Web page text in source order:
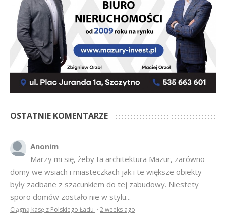
OSTATNIE KOMENTARZE
Anonim
Marzy mi się, żeby ta architektura Mazur, zarówno
domy we wsiach i miasteczkach jak i te większe obiekty
były zadbane z szacunkiem do tej zabudowy. Niestety
sporo domów zostało nie w stylu...
Ciągną kasę z Polskiego Ładu · 2 weeks ago